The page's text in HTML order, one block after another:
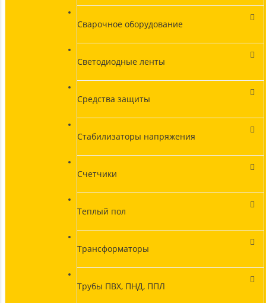
Сварочное оборудование
Светодиодные ленты
Средства защиты
Стабилизаторы напряжения
Счетчики
Теплый пол
Трансформаторы
Трубы ПВХ, ПНД, ППЛ